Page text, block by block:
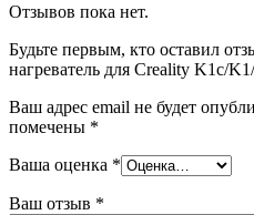
Отзывов пока нет.
Будьте первым, кто оставил
нагреватель для Creality K1c/
Ваш адрес email не будет
помечены *
Ваша оценка *
Ваш отзыв *